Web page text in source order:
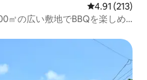
レビュー213
4.91 (213)
㎡の広い敷地でBBQを楽しめ